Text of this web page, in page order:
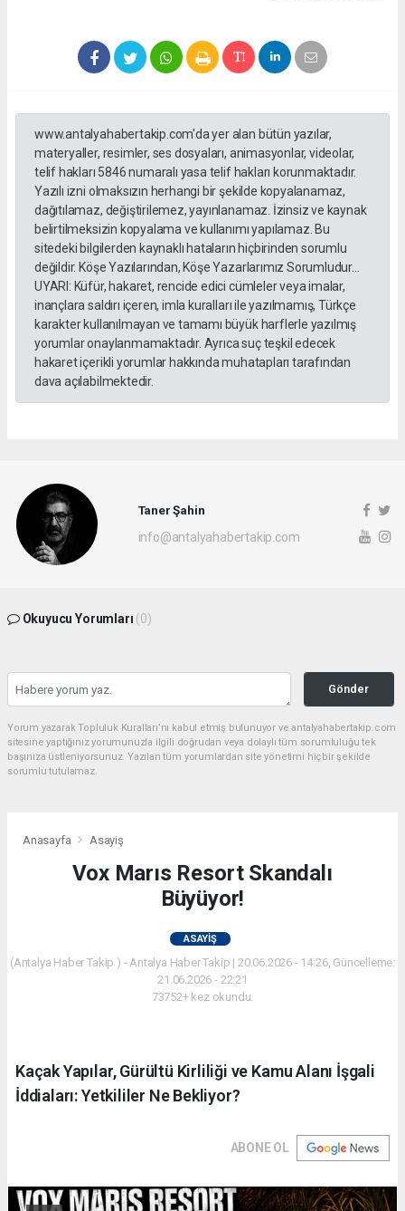
www.antalyahabertakip.com'da yer alan bütün yazılar,
materyaller, resimler, ses dosyaları, animasyonlar, videolar,
telif hakları 5846 numaralı yasa telif hakları korunmaktadır.
Yazılı izni olmaksızın herhangi bir şekilde kopyalanamaz,
dağıtılamaz, değiştirilemez, yayınlanamaz. İzinsiz ve kaynak
belirtilmeksizin kopyalama ve kullanımı yapılamaz. Bu
sitedeki bilgilerden kaynaklı hataların hiçbirinden sorumlu
değildir. Köşe Yazılarından, Köşe Yazarlarımız Sorumludur...
UYARI: Küfür, hakaret, rencide edici cümleler veya imalar,
inançlara saldırı içeren, imla kuralları ile yazılmamış, Türkçe
karakter kullanılmayan ve tamamı büyük harflerle yazılmış
yorumlar onaylanmamaktadır. Ayrıca suç teşkil edecek
hakaret içerikli yorumlar hakkında muhatapları tarafından
dava açılabilmektedir.
Taner Şahin
info@antalyahabertakip.com
Okuyucu Yorumları (0)
Gönder
Yorum yazarak Topluluk Kuralları’nı kabul etmiş bulunuyor ve antalyahabertakip.com
sitesine yaptığınız yorumunuzla ilgili doğrudan veya dolaylı tüm sorumluluğu tek
başınıza üstleniyorsunuz. Yazılan tüm yorumlardan site yönetimi hiçbir şekilde
sorumlu tutulamaz.
Anasayfa Asayiş
Vox Marıs Resort Skandalı
Büyüyor!
ASAYIŞ
(Antalya Haber Takip ) - Antalya Haber Takip | 20.06.2026 - 14:26, Güncelleme:
21.06.2026 - 22:21
73752+ kez okundu.
Kaçak Yapılar, Gürültü Kirliliği ve Kamu Alanı İşgali
İddiaları: Yetkililer Ne Bekliyor?
ABONE OL